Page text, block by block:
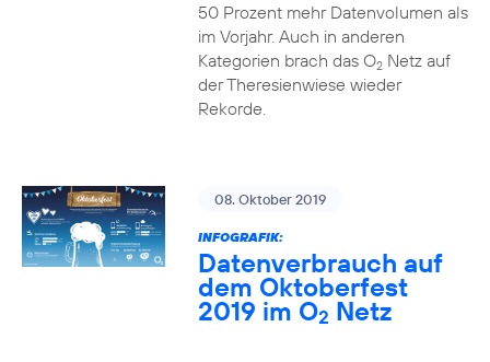
50 Prozent mehr Datenvolumen als
im Vorjahr. Auch in anderen
Kategorien brach das O2Netz auf
der Theresienwiese wieder
Rekorde.
08. Oktober 2019
INFOGRAFIK:
Datenverbrauch auf
dem Oktoberfest
2019 im O2 Netz